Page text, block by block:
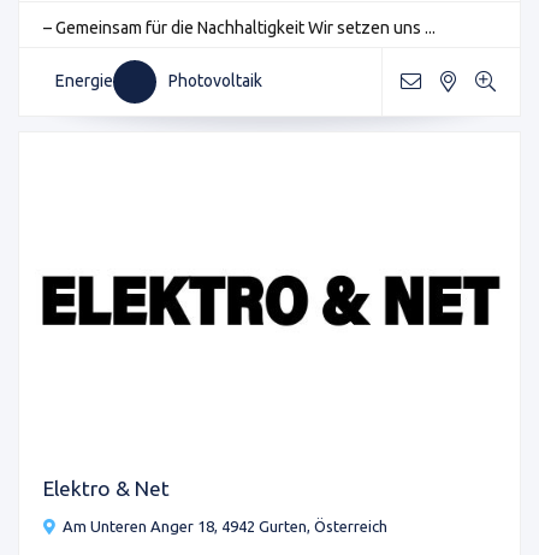
– Gemeinsam für die Nachhaltigkeit Wir setzen uns ...
Energie Photovoltaik
Elektro & Net
Am Unteren Anger 18, 4942 Gurten, Österreich